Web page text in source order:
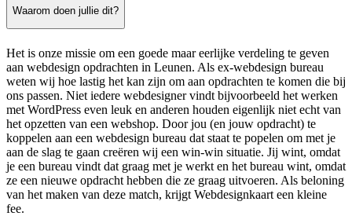
Waarom doen jullie dit?
Het is onze missie om een goede maar eerlijke verdeling te geven
aan webdesign opdrachten in Leunen. Als ex-webdesign bureau
weten wij hoe lastig het kan zijn om aan opdrachten te komen die bij
ons passen. Niet iedere webdesigner vindt bijvoorbeeld het werken
met WordPress even leuk en anderen houden eigenlijk niet echt van
het opzetten van een webshop. Door jou (en jouw opdracht) te
koppelen aan een webdesign bureau dat staat te popelen om met je
aan de slag te gaan creëren wij een win-win situatie. Jij wint, omdat
je een bureau vindt dat graag met je werkt en het bureau wint, omdat
ze een nieuwe opdracht hebben die ze graag uitvoeren. Als beloning
van het maken van deze match, krijgt Webdesignkaart een kleine
fee.